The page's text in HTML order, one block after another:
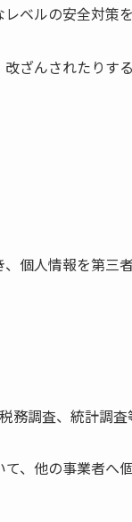
ベルの安全対策を
ざんされたりす
個人情報を第三
調査、統計調査
、他の事業者へ